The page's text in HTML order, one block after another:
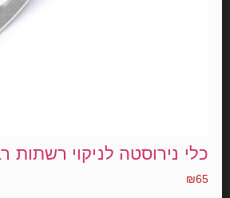
כלי נירוסטה לניקוי רשתות
₪65